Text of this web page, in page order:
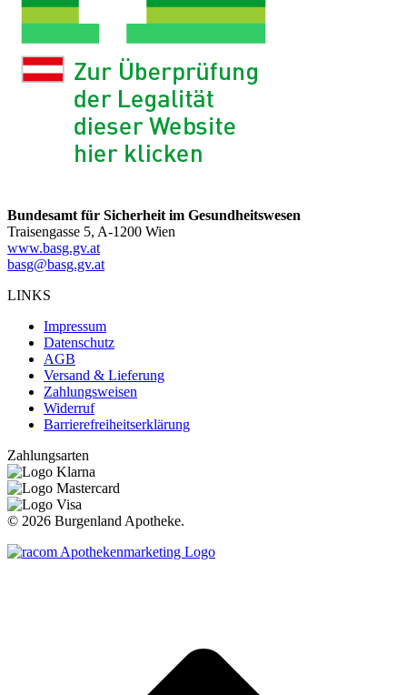
Bundesamt für Sicherheit im Gesundheitswesen
Traisengasse 5, A-1200 Wien
www.basg.gv.at
basg@basg.gv.at
LINKS
Impressum
Datenschutz
AGB
Versand & Lieferung
Zahlungsweisen
Widerruf
Barrierefreiheitserklärung
Zahlungsarten
© 2026 Burgenland Apotheke.